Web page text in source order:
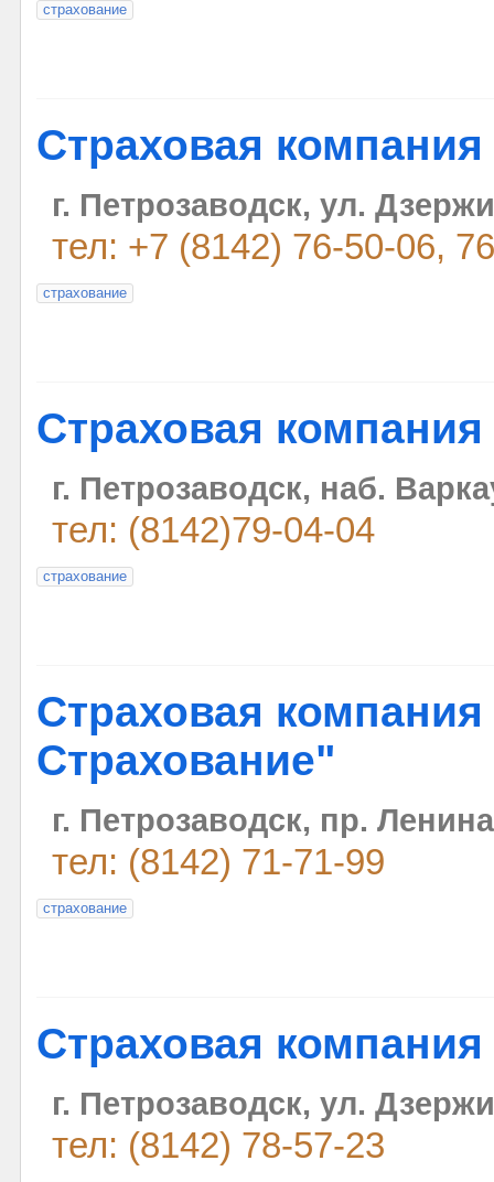
страхование
Страховая
г. Петрозаводск, ул.
тел: +7 (8142) 76-50-06,
страхование
Страховая компания
г. Петрозаводск, наб.
тел: (8142)79-04-04
страхование
Страховая
Страхование"
г. Петрозаводск, пр.
тел: (8142) 71-71-99
страхование
Страховая
г. Петрозаводск, ул.
тел: (8142) 78-57-23